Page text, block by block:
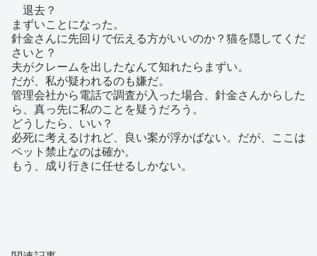
退去？
まずいことになった。
針金さんに先回りで伝える方がいいのか？猫を隠してくだ
さいと？
夫がクレームを出したなんて知れたらまずい。
だが、私が疑われるのも嫌だ。
管理会社から電話で調査が入った場合、針金さんからした
ら、真っ先に私のことを疑うだろう。
どうしたら、いい？
必死に考えるけれど、良い案が浮かばない。だが、ここは
ペット禁止なのは確か。
もう、成り行きに任せるしかない。